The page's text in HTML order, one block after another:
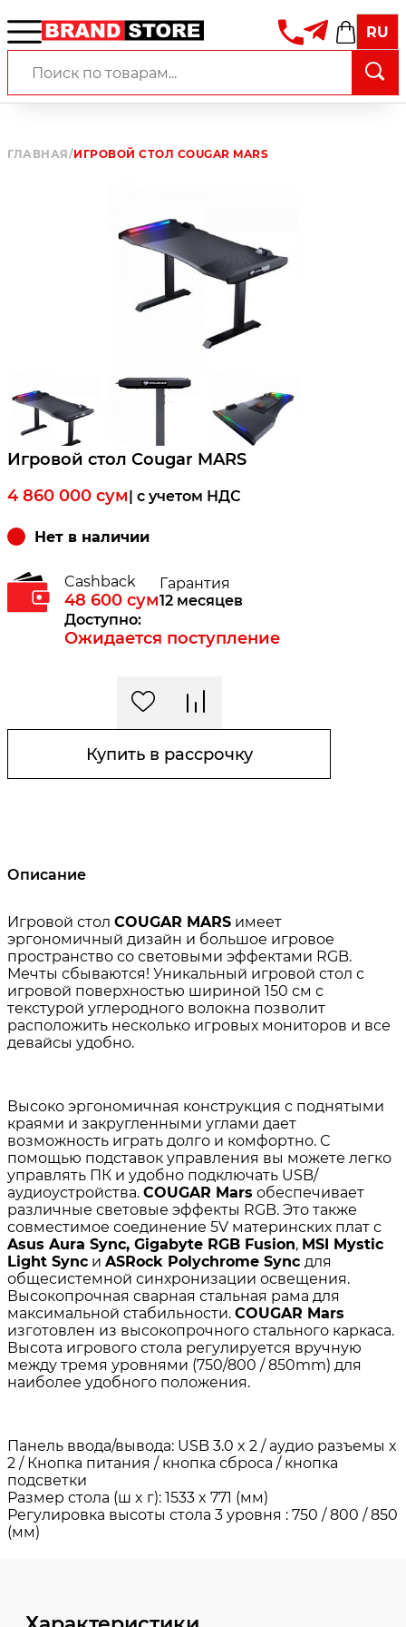
RU
ГЛАВНАЯ/ИГРОВОЙ СТОЛ COUGAR MARS
Игровой стол Cougar MARS
4 860 000 сум| c учетом НДС
Нет в наличии
Cashback
48 600 сум
Гарантия
12 месяцев
Доступно:
Ожидается поступление
Купить в рассрочку
Описание